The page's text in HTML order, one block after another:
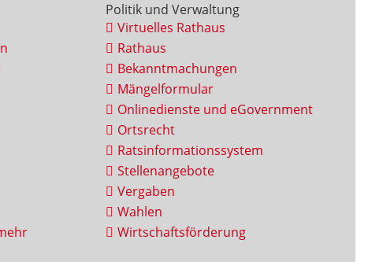
Politik und Verwaltung
Virtuelles Rathaus
Rathaus
Bekanntmachungen
Mängelformular
Onlinedienste und eGovernment
Ortsrecht
Ratsinformationssystem
Stellenangebote
Vergaben
Wahlen
Wirtschaftsförderung